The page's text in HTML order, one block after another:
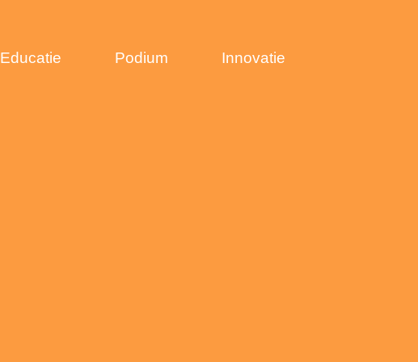
Educatie Podium Innovatie